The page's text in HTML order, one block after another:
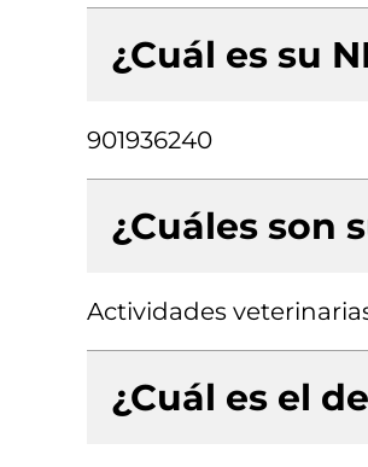
¿Cuál es su
901936240
¿Cuáles son
Actividades
¿Cuál es el